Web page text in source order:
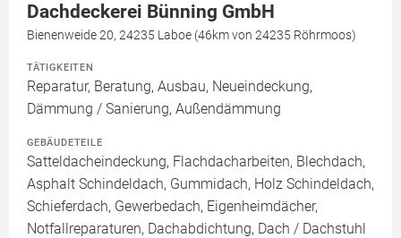
Dachdeckerei Bünning GmbH
Bienenweide 20, 24235 Laboe (46km von 24235 Röhrmoos)
TÄTIGKEITEN
Reparatur, Beratung, Ausbau, Neueindeckung,
Dämmung / Sanierung, Außendämmung
GEBÄUDETEILE
Satteldacheindeckung, Flachdacharbeiten, Blechdach,
Asphalt Schindeldach, Gummidach, Holz Schindeldach,
Schieferdach, Gewerbedach, Eigenheimdächer,
Notfallreparaturen, Dachabdichtung, Dach / Dachstuhl